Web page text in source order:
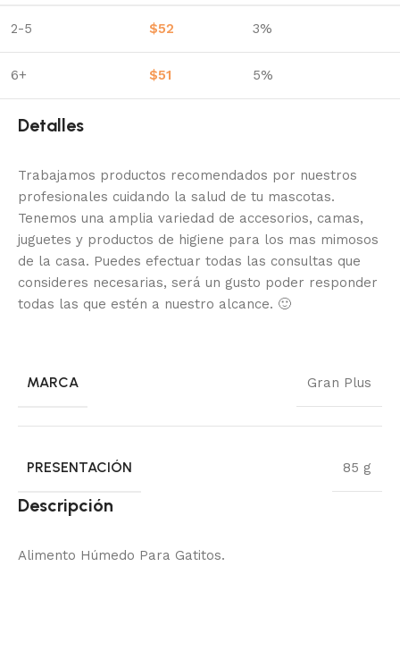
2-5 $52 3%
6+ $51 5%
Detalles
Trabajamos productos recomendados por nuestros
profesionales cuidando la salud de tu mascotas.
Tenemos una amplia variedad de accesorios, camas,
juguetes y productos de higiene para los mas mimosos
de la casa. Puedes efectuar todas las consultas que
consideres necesarias, será un gusto poder responder
todas las que estén a nuestro alcance. 🙂
MARCA Gran Plus
PRESENTACIÓN 85 g
Descripción
Alimento Húmedo Para Gatitos.